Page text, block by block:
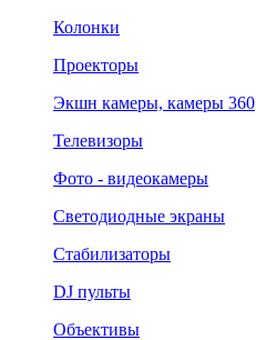
Колонки
Проекторы
Экшн камеры, камеры 360
Телевизоры
Фото - видеокамеры
Светодиодные экраны
Стабилизаторы
DJ пульты
Объективы